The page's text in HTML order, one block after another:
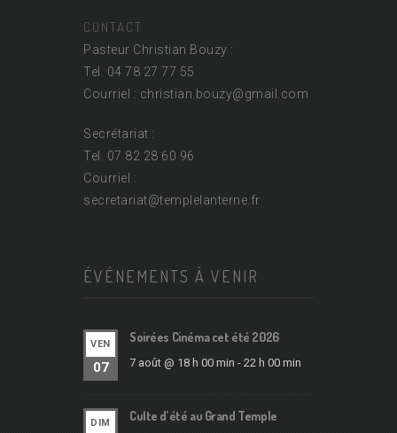
CONTACT
Pasteur Christian Bouzy :
Tel. 04 78 27 77 55
Courriel : christian.bouzy@gmail.com
Secrétariat :
Tel. 07 82 28 60 96
Courriel :
secretariat@templelanterne.fr
ÉVÉNEMENTS À VENIR
VEN
07
Soirées Cinéma cet été 2026
7 août @ 18 h 00 min - 22 h 00 min
DIM Culte d’été au Grand Temple